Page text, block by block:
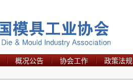
概况公告 协会工作 政策法规